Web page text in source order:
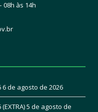
08h às 14h
6 de agosto de 2026
5 de agosto de